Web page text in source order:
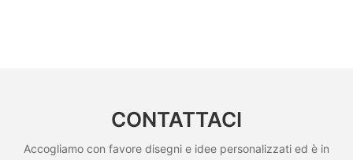
CONTATTACI
Accogliamo con favore disegni e idee personalizzati ed è in